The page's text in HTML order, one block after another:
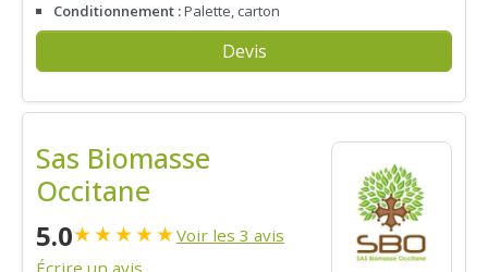
Conditionnement :Palette, carton
Devis
Sas Biomasse
Occitane
5.0★★★★★Voir les 3 avis
Écrire un avis